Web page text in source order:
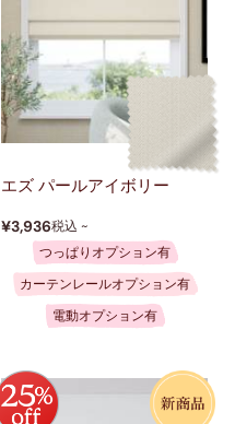
エズ パールアイボリー
¥3,936税込 ~
つっぱりオプション有
カーテンレールオプション有
電動オプション有